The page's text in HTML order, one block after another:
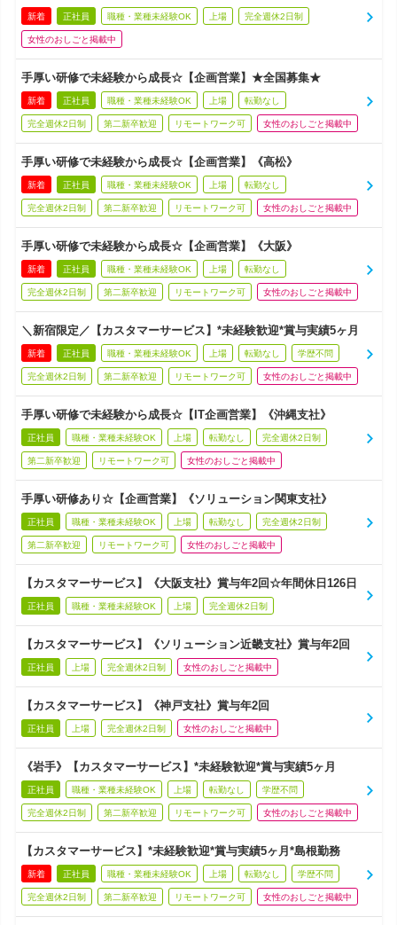
新着 正社員 職種・業種未経験OK 上場 完全週休2日制
女性のおしごと掲載中
手厚い研修で未経験から成長☆【企画営業】★全国募集★
新着 正社員 職種・業種未経験OK 上場 転勤なし
完全週休2日制 第二新卒歓迎 リモートワーク可 女性のおしごと掲載中
手厚い研修で未経験から成長☆【企画営業】《高松》
新着 正社員 職種・業種未経験OK 上場 転勤なし
完全週休2日制 第二新卒歓迎 リモートワーク可 女性のおしごと掲載中
手厚い研修で未経験から成長☆【企画営業】《大阪》
新着 正社員 職種・業種未経験OK 上場 転勤なし
完全週休2日制 第二新卒歓迎 リモートワーク可 女性のおしごと掲載中
＼新宿限定／【カスタマーサービス】*未経験歓迎*賞与実績5ヶ月
新着 正社員 職種・業種未経験OK 上場 転勤なし 学歴不問
完全週休2日制 第二新卒歓迎 リモートワーク可 女性のおしごと掲載中
手厚い研修で未経験から成長☆【IT企画営業】《沖縄支社》
正社員 職種・業種未経験OK 上場 転勤なし 完全週休2日制
第二新卒歓迎 リモートワーク可 女性のおしごと掲載中
手厚い研修あり☆【企画営業】《ソリューション関東支社》
正社員 職種・業種未経験OK 上場 転勤なし 完全週休2日制
第二新卒歓迎 リモートワーク可 女性のおしごと掲載中
【カスタマーサービス】《大阪支社》賞与年2回☆年間休日126日
正社員 職種・業種未経験OK 上場 完全週休2日制
【カスタマーサービス】《ソリューション近畿支社》賞与年2回
正社員 上場 完全週休2日制 女性のおしごと掲載中
【カスタマーサービス】《神戸支社》賞与年2回
正社員 上場 完全週休2日制 女性のおしごと掲載中
《岩手》【カスタマーサービス】*未経験歓迎*賞与実績5ヶ月
正社員 職種・業種未経験OK 上場 転勤なし 学歴不問
完全週休2日制 第二新卒歓迎 リモートワーク可 女性のおしごと掲載中
【カスタマーサービス】*未経験歓迎*賞与実績5ヶ月*島根勤務
新着 正社員 職種・業種未経験OK 上場 転勤なし 学歴不問
完全週休2日制 第二新卒歓迎 リモートワーク可 女性のおしごと掲載中